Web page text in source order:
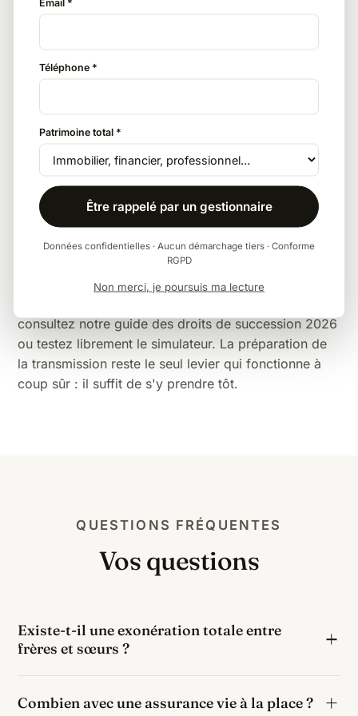
Avec 152 500 € d'abattement par bénéficiaire puis
20 % (primes avant 70 ans), l'assurance vie divise
barème à 35/45 %.
La donation anticipée
L'abattement de 15 932 € entre frères et sœurs se
reconstitue tous les 15 ans en donation — modeste,
mais cumulable avec les autres leviers.
Pour la vision d'ensemble — barèmes complets,
consultez notreguide des droits de succession 2026
ou testez librement le simulateur. La préparation de
la transmission reste le seul levier qui fonctionne à
coup sûr : il suffit de s'y prendre tôt.
QUESTIONS FRÉQUENTES
Vos questions
Existe-t-il une exonération totale entre
frères et sœurs ?
avec le défunt pendant les 5 ans précédant le décès,
Combien avec une assurance vie à la place ?
Email *
Téléphone *
Patrimoine total *
Être rappelé par un gestionnaire
Données confidentielles · Aucun démarchage tiers · Conforme
RGPD
Non merci, je poursuis ma lecture